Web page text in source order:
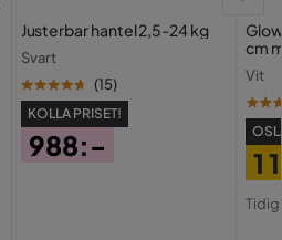
Justerbar hantel 2,5-24 kg
Svart
(15)
KOLLA PRISET!
988:-
cm
Vit
1